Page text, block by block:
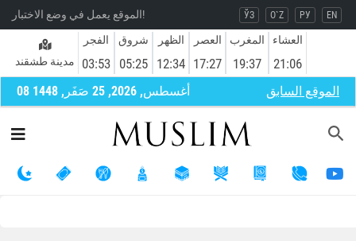
الموقع يعمل في وضع الاختبار! ЎЗ O`Z РУ EN
مدينة طشقند
الفجر
03:53
شروق
05:25
الظهر
12:34
العصر
17:27
المغرب
19:37
العشاء
21:06
08 أغسطس, 2026, 25 صَفَر, 1448 الموقع السابق